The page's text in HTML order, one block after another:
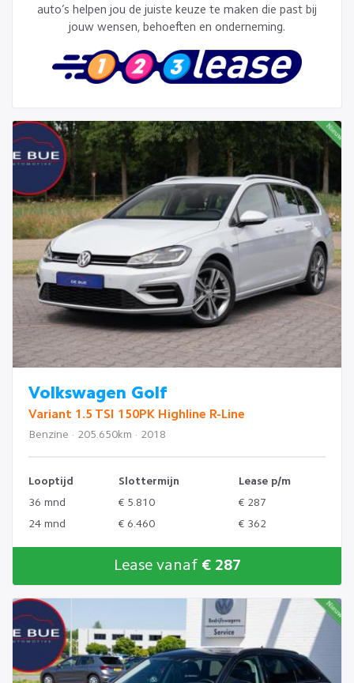
auto’s helpen jou de juiste keuze te maken die past bij
jouw wensen, behoeften en onderneming.
Volkswagen Golf
Variant 1.5 TSI 150PK Highline R-Line
Benzine · 205.650km · 2018
Looptijd Slottermijn
Lease p/m
36 mnd
€ 5.810
€ 287
24 mnd
€ 6.460 € 362
Lease vanaf € 287